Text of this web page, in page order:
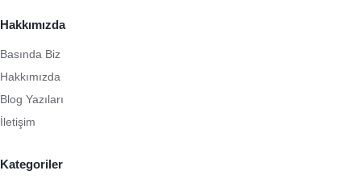
Hakkımızda
Basında Biz
Hakkımızda
Blog Yazıları
İletişim
Kategoriler